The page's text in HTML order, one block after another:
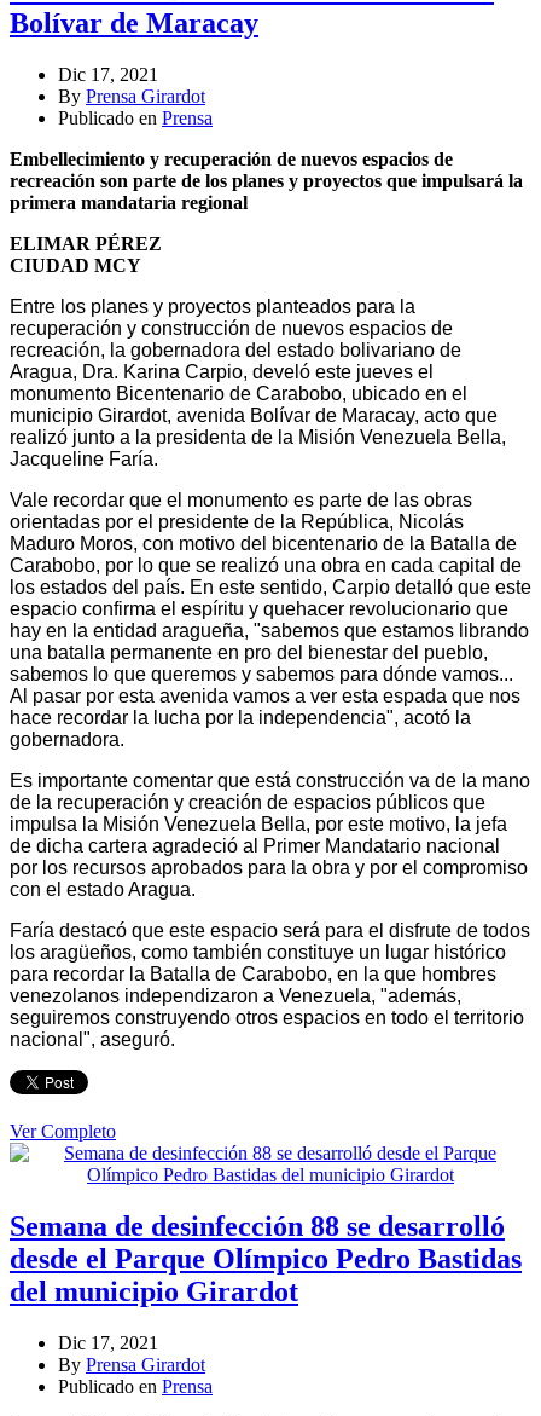
Bolívar de Maracay
Dic 17, 2021
By Prensa Girardot
Publicado en Prensa
Embellecimiento y recuperación de nuevos espacios de
recreación son parte de los planes y proyectos que impulsará la
primera mandataria regional
ELIMAR PÉREZ
CIUDAD MCY
Entre los planes y proyectos planteados para la
recuperación y construcción de nuevos espacios de
recreación, la gobernadora del estado bolivariano de
Aragua, Dra. Karina Carpio, develó este jueves el
monumento Bicentenario de Carabobo, ubicado en el
municipio Girardot, avenida Bolívar de Maracay, acto que
realizó junto a la presidenta de la Misión Venezuela Bella,
Jacqueline Faría.
Vale recordar que el monumento es parte de las obras
orientadas por el presidente de la República, Nicolás
Maduro Moros, con motivo del bicentenario de la Batalla de
Carabobo, por lo que se realizó una obra en cada capital de
los estados del país. En este sentido, Carpio detalló que este
espacio confirma el espíritu y quehacer revolucionario que
hay en la entidad aragueña, "sabemos que estamos librando
una batalla permanente en pro del bienestar del pueblo,
sabemos lo que queremos y sabemos para dónde vamos...
Al pasar por esta avenida vamos a ver esta espada que nos
hace recordar la lucha por la independencia", acotó la
gobernadora.
Es importante comentar que está construcción va de la mano
de la recuperación y creación de espacios públicos que
impulsa la Misión Venezuela Bella, por este motivo, la jefa
de dicha cartera agradeció al Primer Mandatario nacional
por los recursos aprobados para la obra y por el compromiso
con el estado Aragua.
Faría destacó que este espacio será para el disfrute de todos
los aragüeños, como también constituye un lugar histórico
para recordar la Batalla de Carabobo, en la que hombres
venezolanos independizaron a Venezuela, "además,
seguiremos construyendo otros espacios en todo el territorio
nacional", aseguró.
Ver Completo
Semana de desinfección 88 se desarrolló
desde el Parque Olímpico Pedro Bastidas
del municipio Girardot
Dic 17, 2021
By Prensa Girardot
Publicado en Prensa